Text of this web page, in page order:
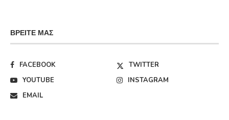
ΒΡΕΊΤΕ ΜΑΣ
FACEBOOK
TWITTER
YOUTUBE
INSTAGRAM
EMAIL